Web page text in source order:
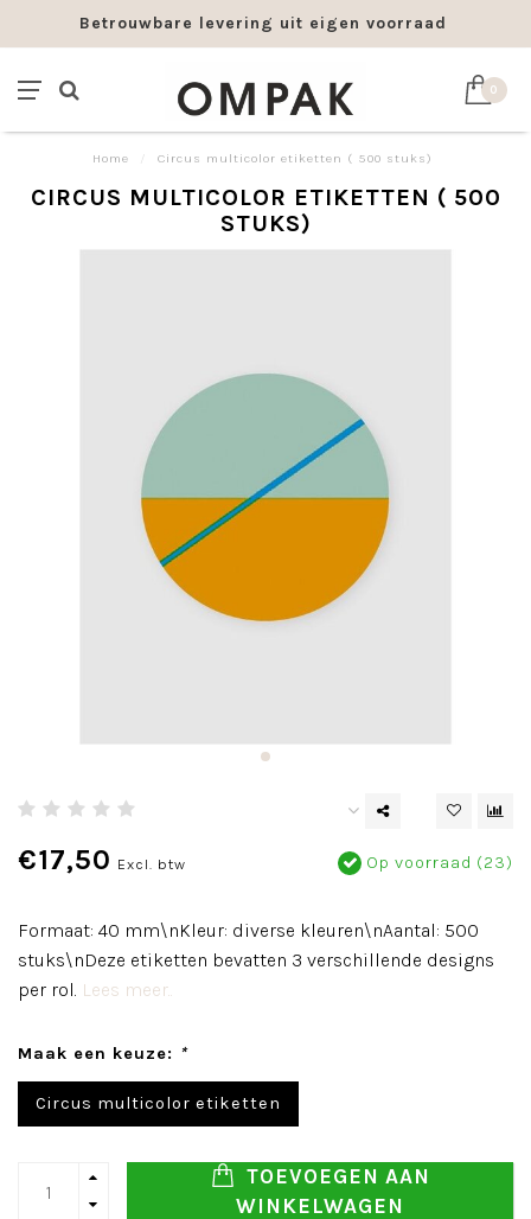
Betrouwbare levering uit eigen voorraad
0
Home Circus multicolor etiketten ( 500 stuks)
CIRCUS MULTICOLOR ETIKETTEN ( 500
STUKS)
€17,50 Excl. btw Op voorraad (23)
Formaat: 40 mm\nKleur: diverse kleuren\nAantal: 500
stuks\nDeze etiketten bevatten 3 verschillende designs
per rol. Lees meer..
Maak een keuze: *
Circus multicolor etiketten
TOEVOEGEN AAN
WINKELWAGEN